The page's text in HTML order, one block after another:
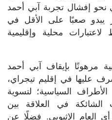
نحو إفشال تجربة آبي أحمد
يبدو صعبًا على الأقل في
لاعتبارات محلية وإقليمية
مرهونًا بإيقاف آبي أحمد
عليها في إقليم تيجراي،
السياسية؛ لتسوية
الشائكة في العلاقة بين
العام الإثيوبي. فضلًا عن